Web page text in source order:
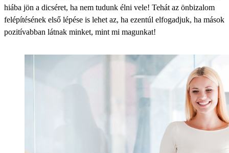
hiába jön a dicséret, ha nem tudunk élni vele! Tehát az önbizalom
felépítésének első lépése is lehet az, ha ezentúl elfogadjuk, ha mások
pozitívabban látnak minket, mint mi magunkat!